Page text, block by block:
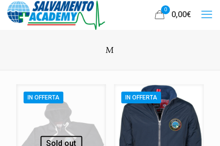
0
0,00€
M
IN OFFERTA
Sold out
IN OFFERTA